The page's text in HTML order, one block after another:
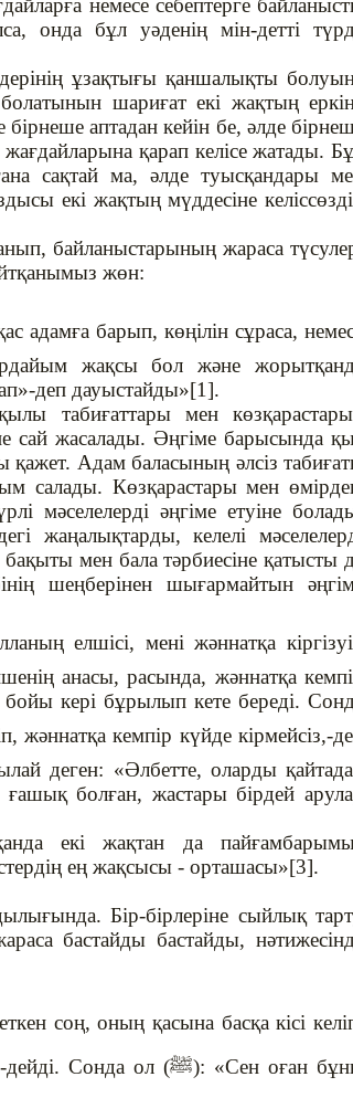
немесе себептерге
онда бұл уәденің мін-детті
ұзақтығы қаншалықты
шариғат екі жақтың
аптадан кейін бе, әлде
қарап келісе жатады.
сақтай ма, әлде туысқандары
екі жақтың мүддесіне
байланыстарының жараса
жөн:
адамға барып, көңілін сұраса,
жақсы бол және
деп дауыстайды»[1].
табиғаттары мен
сай жасалады. Әңгіме барысында
қажет. Адам баласының әлсіз
салады. Көзқарастары мен
мәселелерді әңгіме етуіне
жаңалықтарды, келелі
мен бала тәрбиесіне қатысты
шеңберінен шығармайтын
елшісі, мені жәннатқа
анасы, расында, жәннатқа
бойы кері бұрылып кете береді.
кемпір күйде кірмейсіз,-
деген: «Әлбетте, оларды
ғашық болған, жастары бірдей
екі жақтан да
ең жақсысы - орташасы»[3].
Бір-бірлеріне сыйлық
бастайды бастайды,
соң, оның қасына басқа кісі
дейді. Сонда ол (ﷺ): «Сен оған